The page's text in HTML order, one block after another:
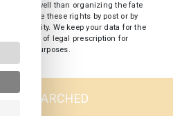
as well than organizing the fate
exercise these rights by post or by
of identity. We keep your data for the
duration of legal prescription for
purposes.
SEARCHED